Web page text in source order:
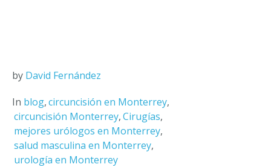
by David Fernández
In blog,circuncisión en Monterrey,
circuncisión Monterrey,Cirugías,
mejores urólogos en Monterrey,
salud masculina en Monterrey,
urología en Monterrey